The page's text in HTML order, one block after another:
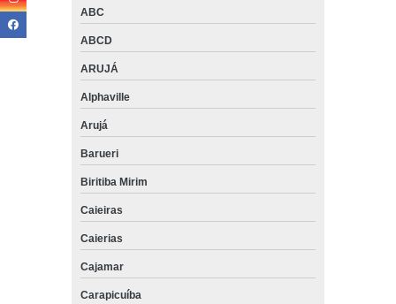
ABC
ABCD
ARUJÁ
Alphaville
Arujá
Barueri
Biritiba Mirim
Caieiras
Caierias
Cajamar
Carapicuíba